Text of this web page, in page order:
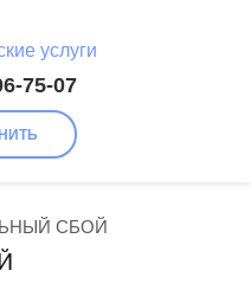
услуги
75-07
СБОЙ